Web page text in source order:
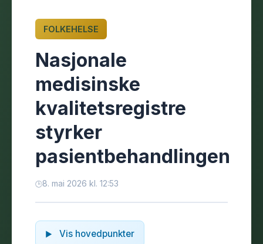
FOLKEHELSE
Nasjonale
medisinske
kvalitetsregistre
styrker
pasientbehandlingen
8. mai 2026 kl. 12:53
Vis hovedpunkter